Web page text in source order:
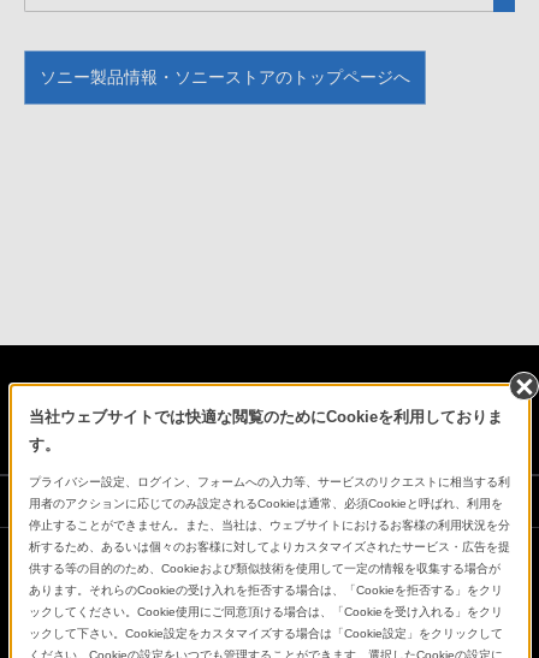
ソニー製品情報・ソニーストアのトップページへ
当社ウェブサイトでは快適な閲覧のためにCookieを利用しておりま
す。
プライバシー設定、ログイン、フォームへの入力等、サービスのリクエストに相当する利
用者のアクションに応じてのみ設定されるCookieは通常、必須Cookieと呼ばれ、利用を
停止することができません。また、当社は、ウェブサイトにおけるお客様の利用状況を分
析するため、あるいは個々のお客様に対してよりカスタマイズされたサービス・広告を提
供する等の目的のため、Cookieおよび類似技術を使用して一定の情報を収集する場合が
あります。それらのCookieの受け入れを拒否する場合は、「Cookieを拒否する」をクリ
ックしてください。Cookie使用にご同意頂ける場合は、「Cookieを受け入れる」をクリ
ックして下さい。Cookie設定をカスタマイズする場合は「Cookie設定」をクリックして
ください。Cookieの設定をいつでも管理することができます。選択したCookieの設定に
日本
ソニーストアでのお買い物にあたって
会社情報 採用情報 特約店のご案内
ニュースリリース
環境情報
My Sony 利用規約